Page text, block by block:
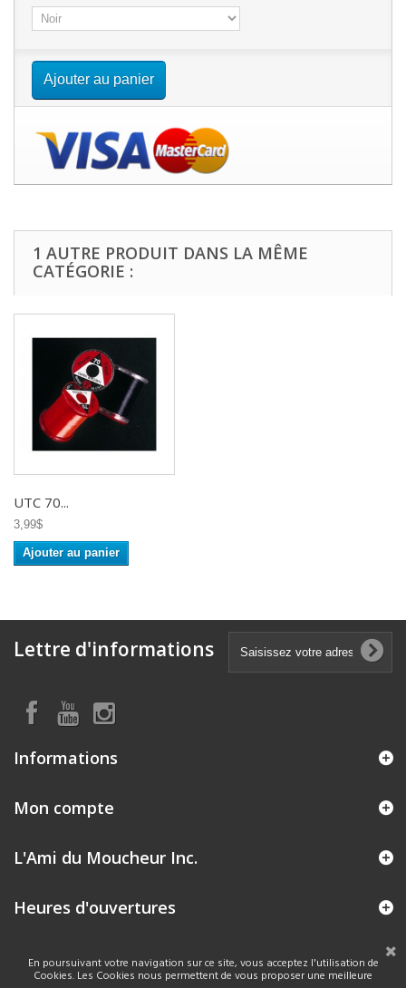
Ajouter au panier
1 AUTRE PRODUIT DANS LA MÊME
CATÉGORIE :
UTC 70...
3,99$
Ajouter au panier
Lettre d'informations
Informations
Mon compte
L'Ami du Moucheur Inc.
Heures d'ouvertures
En poursuivant votre navigation sur ce site, vous acceptez l'utilisation de
Cookies. Les Cookies nous permettent de vous proposer une meilleure